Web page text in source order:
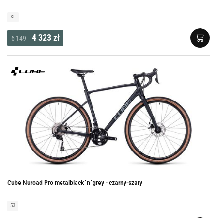
XL
6 149 4 323 zł
Cube Nuroad Pro metalblack´n´grey - czarny-szary
53